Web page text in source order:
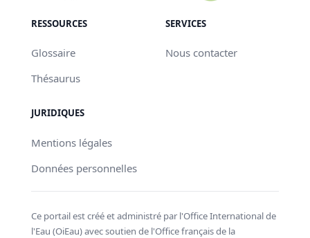
RESSOURCES
Glossaire
Thésaurus
SERVICES
Nous contacter
JURIDIQUES
Mentions légales
Données personnelles
Ce portail est créé et administré par l'Office International de
l'Eau (OiEau) avec soutien de l'Office français de la